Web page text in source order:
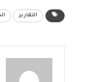
التقارير